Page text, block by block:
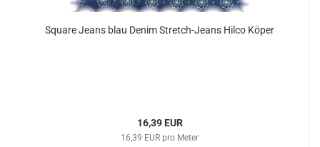
Square Jeans blau Denim Stretch-Jeans Hilco Köper
16,39 EUR
16,39 EUR pro Meter